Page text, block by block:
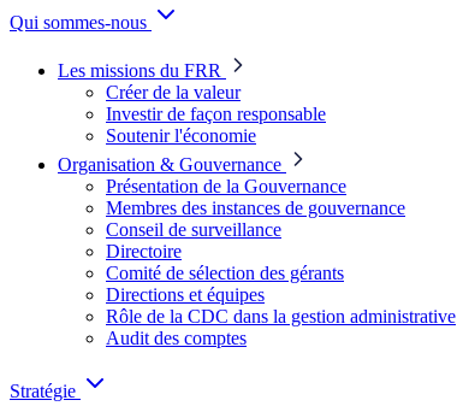
Qui sommes-nous
Les missions du FRR
Créer de la valeur
Investir de façon responsable
Soutenir l'économie
Organisation & Gouvernance
Présentation de la Gouvernance
Membres des instances de gouvernance
Conseil de surveillance
Directoire
Comité de sélection des gérants
Directions et équipes
Rôle de la CDC dans la gestion administrative
Audit des comptes
Stratégie